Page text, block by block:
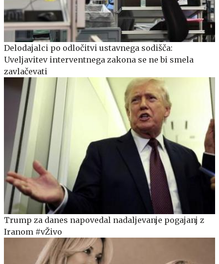
Delodajalci po odločitvi ustavnega sodišča:
Uveljavitev interventnega zakona se ne bi smela
zavlačevati
Trump za danes napovedal nadaljevanje pogajanj z
Iranom #vŽivo